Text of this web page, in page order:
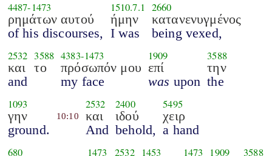
4487-1473
ρημάτων αυτού
of his discourses,
1510.7.1
ήμην
I was
2660
κατανενυγμένος
being vexed,
2532
και
and
3588
το
4383-1473
πρόσωπόν μου
my face
1909
επί
was upon
3588
την
the
1093
γην
ground.
10:10
2532
και
And
2400
ιδού
behold,
5495
χειρ
a hand
680 1473 2532 1453 1473 1909 3588